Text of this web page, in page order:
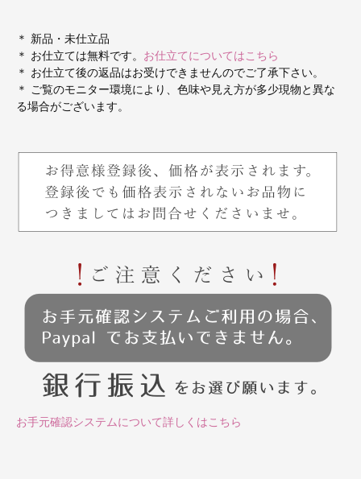
＊ 新品・未仕立品
＊ お仕立ては無料です。 お仕立てについてはこちら
＊ お仕立て後の返品はお受けできませんのでご了承下さい。
＊ ご覧のモニター環境により、色味や見え方が多少現物と異な
る場合がございます。
お手元確認システムについて詳しくはこちら